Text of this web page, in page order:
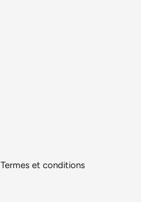
Termes et conditions